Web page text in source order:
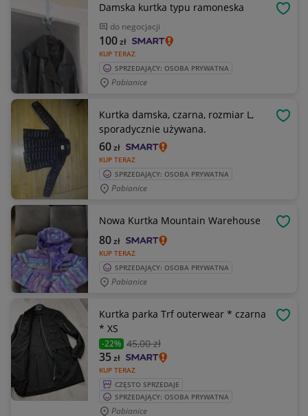
Damska kurtka typu ramoneska
do negocjacji
KUP TERAZ
100zł
SPRZEDAJĄCY: OSOBA PRYWATNA
Pabianice
Kurtka damska, czarna, rozmiar L,
sporadycznie używana.
KUP TERAZ
60zł
SPRZEDAJĄCY: OSOBA PRYWATNA
Pabianice
Nowa Kurtka Mountain Warehouse
KUP TERAZ
80zł
SPRZEDAJĄCY: OSOBA PRYWATNA
Pabianice
Kurtka parka Trf outerwear * czarna
* XS
-22% 45,00 zł
KUP TERAZ
35zł
CZĘSTO SPRZEDAJE
SPRZEDAJĄCY: OSOBA PRYWATNA
Pabianice